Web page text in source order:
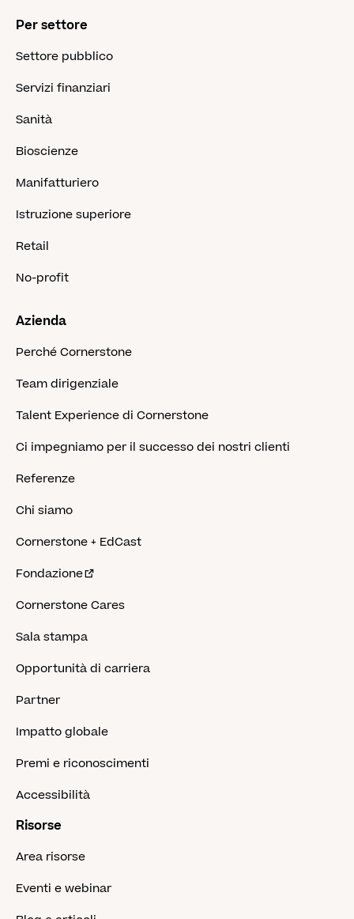
Per settore
Settore pubblico
Servizi finanziari
Sanità
Bioscienze
Manifatturiero
Istruzione superiore
Retail
No-profit
Azienda
Perché Cornerstone
Team dirigenziale
Talent Experience di Cornerstone
Ci impegniamo per il successo dei nostri clienti
Referenze
Chi siamo
Cornerstone + EdCast
Fondazione
Cornerstone Cares
Sala stampa
Opportunità di carriera
Partner
Impatto globale
Premi e riconoscimenti
Accessibilità
Risorse
Area risorse
Eventi e webinar